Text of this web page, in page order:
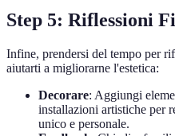
Step 5: Riflessioni
Infine, prendersi del tempo per
aiutarti a migliorarne l'estetica:
Decorare: Aggiungi
installazioni artistiche per
unico e personale.